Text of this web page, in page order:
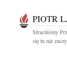
PIOTR
Straciliśmy
się tu nie